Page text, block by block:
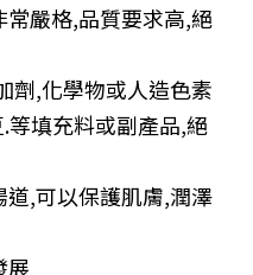
常嚴格,品質要求高,絕
劑,化學物或人造色素
.等填充料或副產品,絕
道,可以保護肌膚,潤澤
展